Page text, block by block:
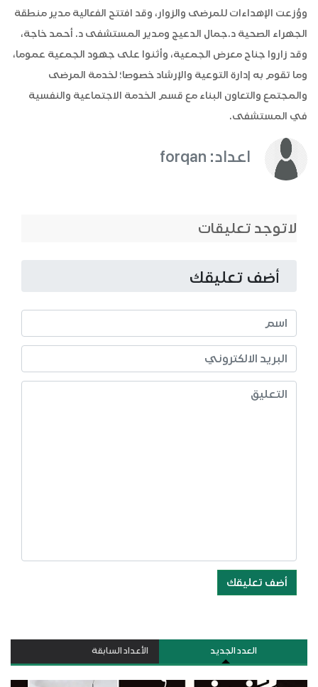
ووُزعت الإهداءات للمرضى والزوار، وقد افتتح الفعالية مدير منطقة
الجهراء الصحية د.جمال الدعيج ومدير المستشفى د. أحمد خاجة،
وقد زاروا جناح معرض الجمعية، وأثنوا على جهود الجمعية عموما،
وما تقوم به إدارة التوعية والإرشاد خصوصا؛ لخدمة المرضى
والمجتمع والتعاون البناء مع قسم الخدمة الاجتماعية والنفسية
في المستشفى.
اعداد: forqan
لاتوجد تعليقات
أضف تعليقك
أضف تعليقك
العدد الجديد الأعداد السابقة